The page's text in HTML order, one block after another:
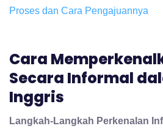
Proses dan Cara Pengajuannya
Cara
Secara Informal
Inggris
Langkah-Langkah Perkenalan